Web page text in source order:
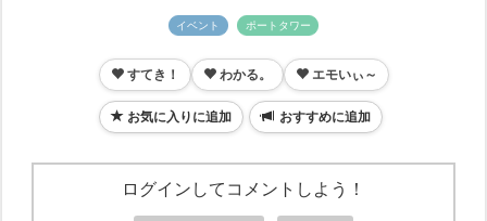
イベント ポートタワー
すてき！ わかる。 エモいぃ～
お気に入りに追加 おすすめに追加
ログインしてコメントしよう！